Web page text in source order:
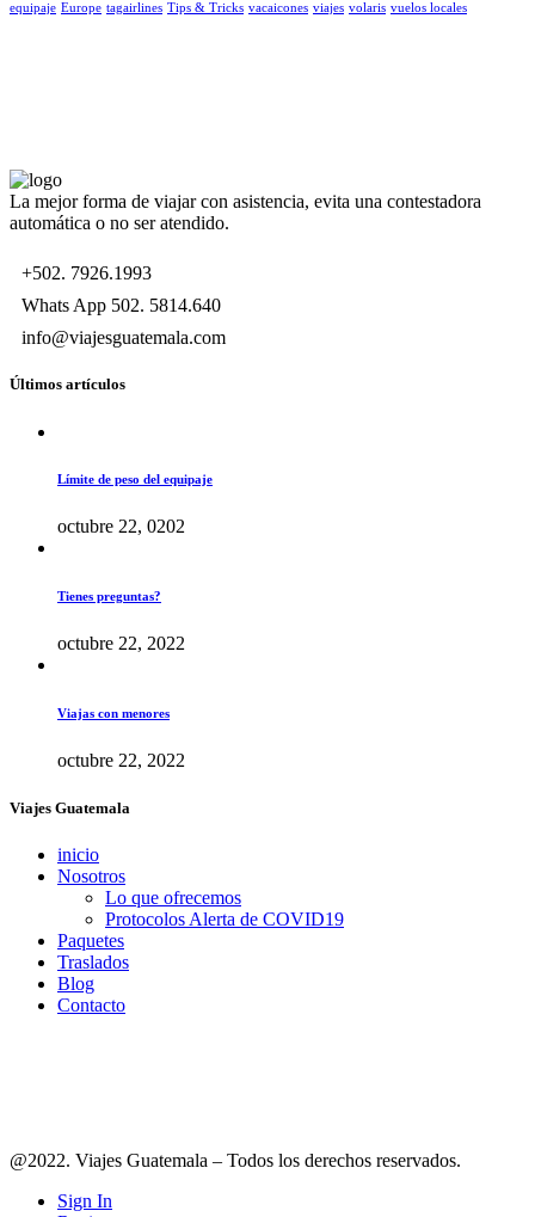
equipaje Europe tagairlines Tips & Tricks vacaicones viajes volaris vuelos locales
La mejor forma de viajar con asistencia, evita una contestadora
automática o no ser atendido.
+502. 7926.1993
Whats App 502. 5814.640
info@viajesguatemala.com
Últimos artículos
Límite de peso del equipaje
octubre 22, 0202
Tienes preguntas?
octubre 22, 2022
Viajas con menores
octubre 22, 2022
Viajes Guatemala
inicio
Nosotros
Lo que ofrecemos
Protocolos Alerta de COVID19
Paquetes
Traslados
Blog
Contacto
@2022. Viajes Guatemala – Todos los derechos reservados.
Sign In